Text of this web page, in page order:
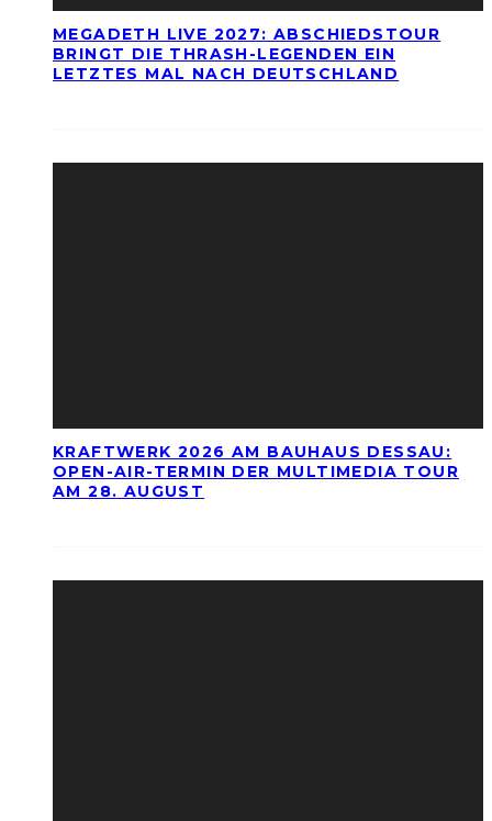
MEGADETH LIVE 2027: ABSCHIEDSTOUR
BRINGT DIE THRASH-LEGENDEN EIN
LETZTES MAL NACH DEUTSCHLAND
KRAFTWERK 2026 AM BAUHAUS DESSAU:
OPEN-AIR-TERMIN DER MULTIMEDIA TOUR
AM 28. AUGUST